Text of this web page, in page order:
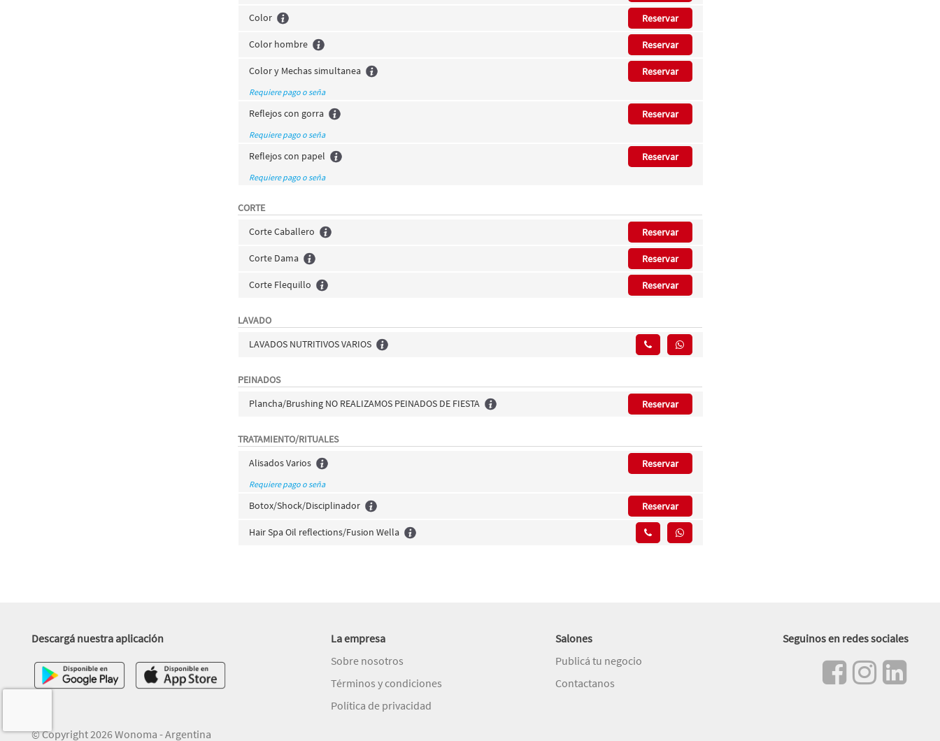
Color Reservar
Color hombre Reservar
Color y Mechas simultanea Reservar
Requiere pago o seña
Reflejos con gorra Reservar
Requiere pago o seña
Reflejos con papel Reservar
Requiere pago o seña
CORTE
Corte Caballero
Reservar
Corte Dama Reservar
Corte Flequillo Reservar
LAVADO
LAVADOS NUTRITIVOS VARIOS
PEINADOS
Plancha/Brushing NO REALIZAMOS PEINADOS DE FIESTA
Reservar
TRATAMIENTO/RITUALES
Alisados Varios
Reservar
Requiere pago o seña
Botox/Shock/Disciplinador Reservar
Hair Spa Oil reflections/Fusion Wella
Descargá nuestra aplicación
La empresa
Sobre nosotros
Términos y condiciones
Política de privacidad
Salones
Publicá tu negocio
Contactanos
Seguinos en redes sociales
© Copyright 2026 Wonoma - Argentina